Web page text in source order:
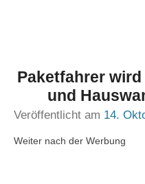
Paketfahrer
und
Veröffentlicht am 14.
Weiter nach der Werbung